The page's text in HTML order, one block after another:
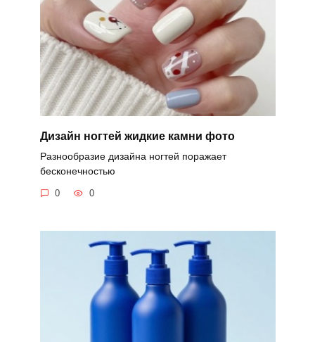
Дизайн ногтей жидкие камни фото
Разнообразие дизайна ногтей поражает
бесконечностью
0 0